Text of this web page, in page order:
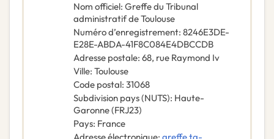
Nom officiel: Greffe du Tribunal
administratif de Toulouse
Numéro d’enregistrement: 8246E3DE-
E28E-ABDA-41F8C084E4DBCCDB
Adresse postale: 68, rue Raymond Iv
Ville: Toulouse
Code postal: 31068
Subdivision pays (NUTS): Haute-
Garonne(FRJ23)
Pays: France